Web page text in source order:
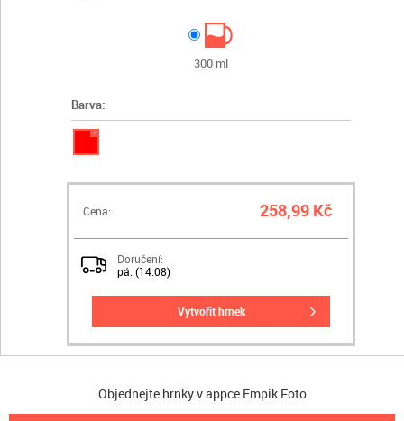
300 ml
Barva:
✓
Cena: 258,99 Kč
Doručení:
pá. (14.08)
vytvořit hrnek
Objednejte hrnky v appce Empik Foto